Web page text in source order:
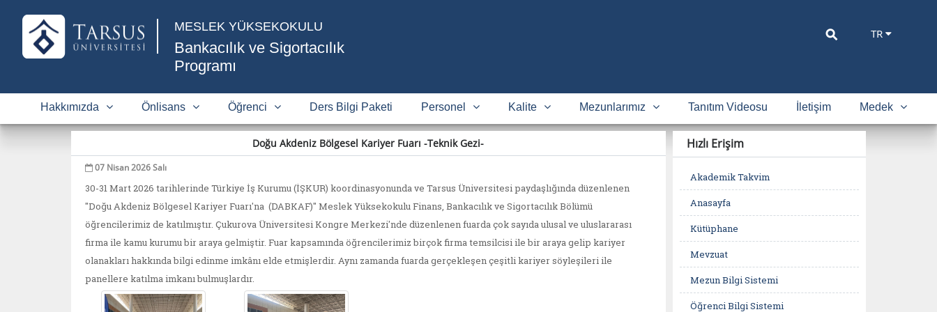
MESLEK YÜKSEKOKULU
Bankacılık ve Sigortacılık
Programı
TR
⚲
Hakkımızda Önlisans Öğrenci Ders Bilgi Paketi Personel Kalite Mezunlarımız Tanıtım Videosu İletişim Medek
Doğu Akdeniz Bölgesel Kariyer Fuarı -Teknik Gezi-
07 Nisan 2026 Salı
30-31 Mart 2026 tarihlerinde Türkiye İş Kurumu (İŞKUR) koordinasyonunda ve Tarsus Üniversitesi paydaşlığında düzenlenen
"Doğu Akdeniz Bölgesel Kariyer Fuarı'na (DABKAF)" Meslek Yüksekokulu Finans, Bankacılık ve Sigortacılık Bölümü
öğrencilerimiz de katılmıştır. Çukurova Üniversitesi Kongre Merkezi'nde düzenlenen fuarda çok sayıda ulusal ve uluslararası
firma ile kamu kurumu bir araya gelmiştir. Fuar kapsamında öğrencilerimiz birçok firma temsilcisi ile bir araya gelip kariyer
olanakları hakkında bilgi edinme imkânı elde etmişlerdir. Aynı zamanda fuarda gerçekleşen çeşitli kariyer söyleşileri ile
panellere katılma imkanı bulmuşlardır.
Hızlı Erişim
Akademik Takvim
Anasayfa
Kütüphane
Mevzuat
Mezun Bilgi Sistemi
Öğrenci Bilgi Sistemi